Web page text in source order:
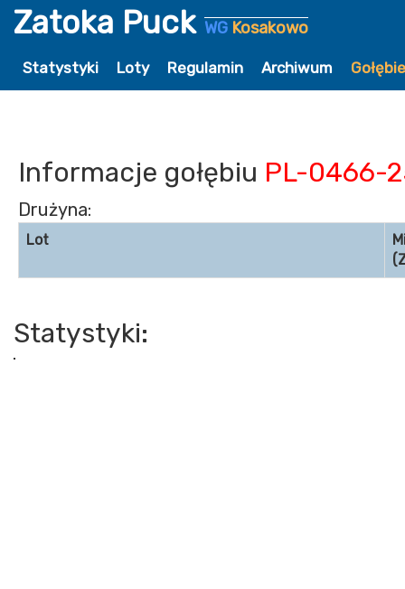
Zatoka Puck WG Kosakowo
Statystyki Loty Regulamin Archiwum
Informacje gołębiu PL-0466-
Drużyna:
Lot
Statystyki: